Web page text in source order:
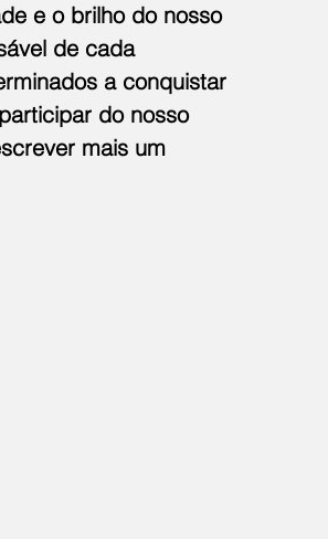
e o brilho do nosso
de cada
a conquistar
do nosso
mais um